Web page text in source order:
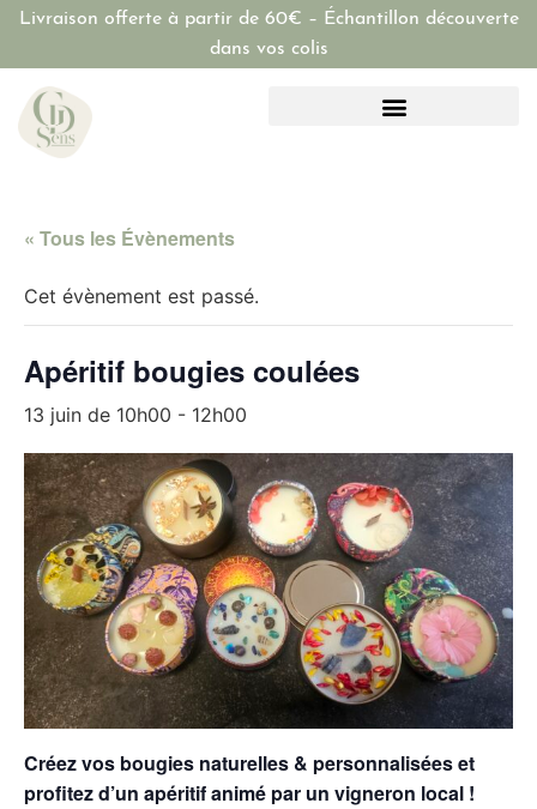
Livraison offerte à partir de 60€ – Échantillon découverte
dans vos colis
« Tous les Évènements
Cet évènement est passé.
Apéritif bougies coulées
13 juin de 10h00 - 12h00
Créez vos bougies naturelles & personnalisées et
profitez d’un apéritif animé par un vigneron local !